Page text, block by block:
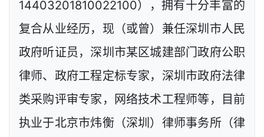
14403201810022100），拥有十分丰富的
复合从业经历，现（或曾）兼任深圳市人民
政府听证员，深圳市某区城建部门政府公职
律师、政府工程定标专家，深圳市政府法律
类采购评审专家，网络技术工程师等，目前
执业于北京市炜衡（深圳）律师事务所（律